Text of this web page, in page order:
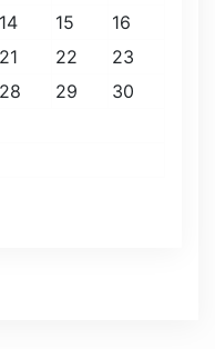
14 15
16
21 22
23
28 29
30